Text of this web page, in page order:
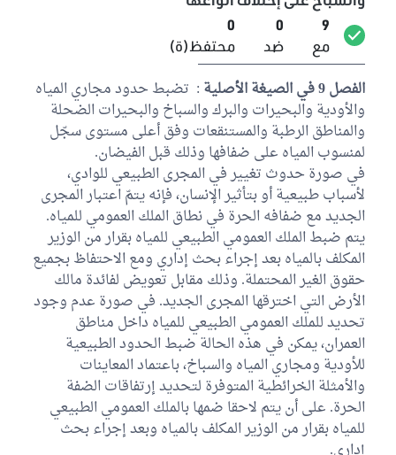
9
مع
0
ضد
0
محتفظ(ة)
الفصل 9 في الصيغة الأصلية
: تضبط حدود مجاري المياه
والأودية والبحيرات والبرك والسباخ والبحيرات الضحلة
والمناطق الرطبة والمستنقعات وفق أعلى مستوى سجّل
لمنسوب المياه على ضفافها وذلك قبل الفيضان.
في صورة حدوث تغيير في المجرى الطبيعي للوادي،
لأسباب طبيعية أو بتأثير الإنسان، فإنه يتمّ اعتبار المجرى
الجديد مع ضفافه الحرة في نطاق الملك العمومي للمياه.
يتم ضبط الملك العمومي الطبيعي للمياه بقرار من الوزير
المكلف بالمياه بعد إجراء بحث إداري ومع الاحتفاظ بجميع
حقوق الغير المحتملة. وذلك مقابل تعويض لفائدة مالك
الأرض التي اخترقها المجرى الجديد. في صورة عدم وجود
تحديد للملك العمومي الطبيعي للمياه داخل مناطق
العمران، يمكن في هذه الحالة ضبط الحدود الطبيعية
للأودية ومجاري المياه والسباخ، باعتماد المعاينات
والأمثلة الخرائطية المتوفرة لتحديد إرتفاقات الضفة
الحرة. على أن يتم لاحقا ضمها بالملك العمومي الطبيعي
للمياه بقرار من الوزير المكلف بالمياه وبعد إجراء بحث